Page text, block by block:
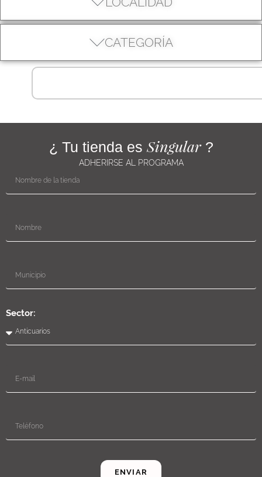
CATEGORÍA
¿ Tu tienda es Singular?
ADHERIRSE AL PROGRAMA
Sector:
ENVIAR